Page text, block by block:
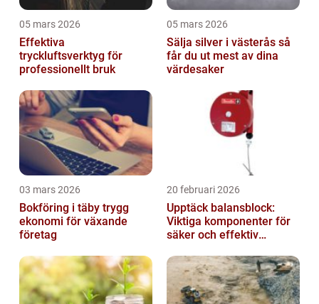
05 mars 2026
Effektiva
tryckluftsverktyg för
professionellt bruk
05 mars 2026
Sälja silver i västerås så
får du ut mest av dina
värdesaker
03 mars 2026
Bokföring i täby trygg
ekonomi för växande
företag
20 februari 2026
Upptäck balansblock:
Viktiga komponenter för
säker och effektiv